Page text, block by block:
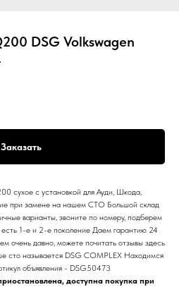
DSG Volkswagen
Заказать
сухое с установкой для Ауди, Шкода,
при замене на нашем СТО Большой склад
варианты, звоните по номеру, подберем
1-е и 2-е поколение Даем гарантию 24
очень давно, можете почитать отзывы здесь
сто называется DSG COMPLEX Находимся
объявления - DSG50473
доступна покупка при